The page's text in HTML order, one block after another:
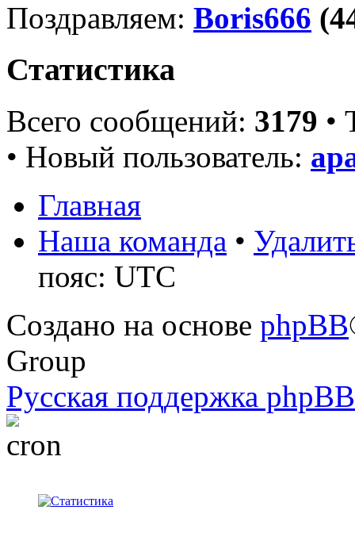
Поздравляем: Boris666
Статистика
Всего сообщений: 3179 •
• Новый пользователь:
Главная
Наша команда •
пояс: UTC
Создано на основе phpBB
Group
Русская поддержка phpBB